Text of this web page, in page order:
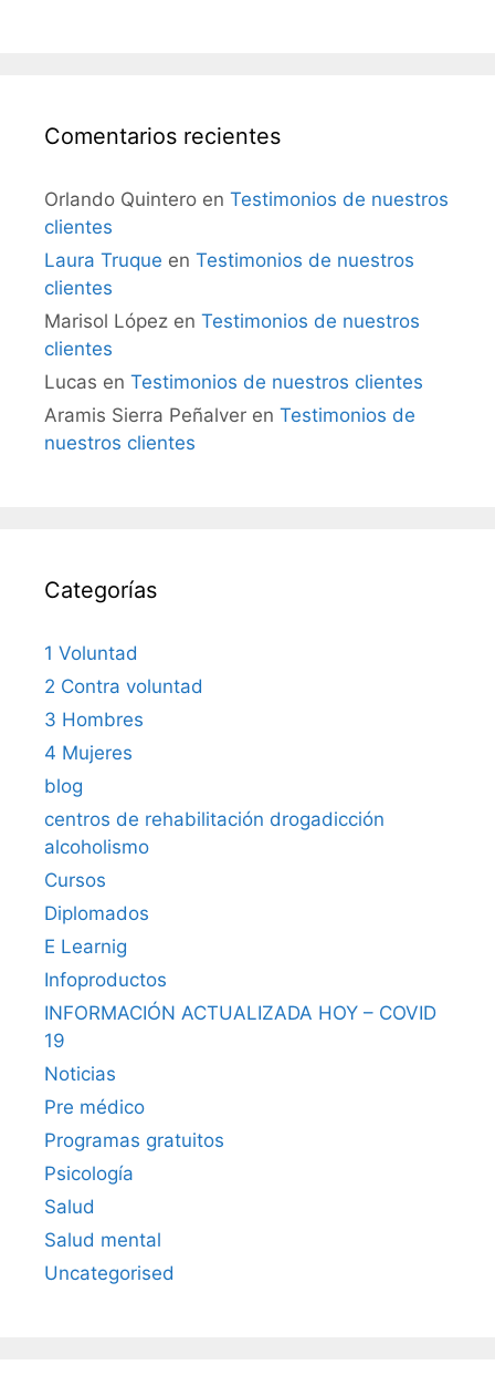
Comentarios recientes
Orlando Quintero en Testimonios de nuestros
clientes
Laura Truque en Testimonios de nuestros
clientes
Marisol López en Testimonios de nuestros
clientes
Lucas en Testimonios de nuestros clientes
Aramis Sierra Peñalver en Testimonios de
nuestros clientes
Categorías
1 Voluntad
2 Contra voluntad
3 Hombres
4 Mujeres
blog
centros de rehabilitación drogadicción
alcoholismo
Cursos
Diplomados
E Learnig
Infoproductos
INFORMACIÓN ACTUALIZADA HOY – COVID
19
Noticias
Pre médico
Programas gratuitos
Psicología
Salud
Salud mental
Uncategorised